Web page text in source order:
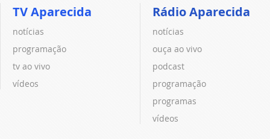
TV Aparecida
notícias
programação
tv ao vivo
vídeos
Rádio Aparecida
notícias
ouça ao vivo
podcast
programação
programas
vídeos